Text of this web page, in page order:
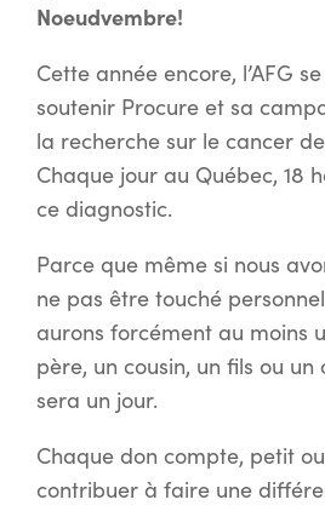
Noeudvembre!
Cette année encore, l’AFG
soutenir Procure et sa
la recherche sur le cancer
Chaque jour au Québec, 18
ce diagnostic.
Parce que même si nous
ne pas être touché
aurons forcément au moins
père, un cousin, un fils ou un
sera un jour.
Chaque don compte, petit
contribuer à faire une